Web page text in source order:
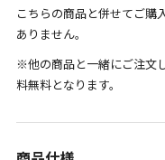
こちらの商品と併せてご購
ありません。
※他の商品と一緒にご注文
料無料となります。